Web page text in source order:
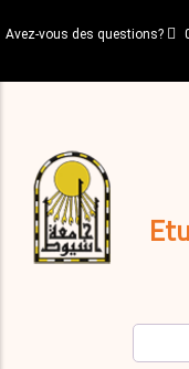
au
principal
Avez-vous des questions?
décisions
Expatriés
Journal